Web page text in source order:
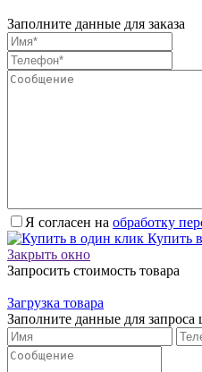
Заполните данные для заказа
Я согласен на обработку
Купить
Закрыть окно
Запросить стоимость товара
Загрузка товара
Заполните данные для запроса